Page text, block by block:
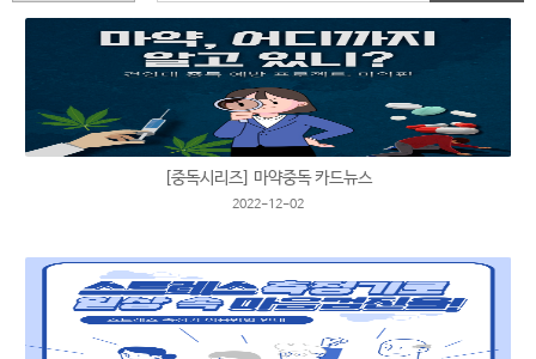
[중독시리즈] 마약중독 카드뉴스
2022-12-02